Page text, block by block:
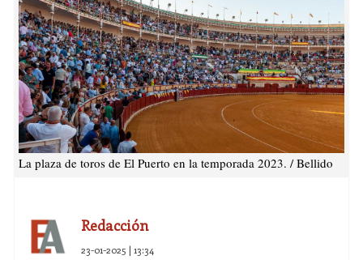
La plaza de toros de El Puerto en la temporada 2023. / Bellido
Redacción
23-01-2025 | 13:34